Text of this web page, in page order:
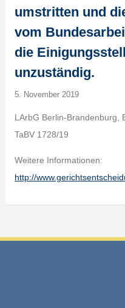
umstritten und
vom
die
unzuständig.
5. November 2019
LArbG Berlin-Brandenburg,
TaBV 1728/19
Weitere Informationen:
http://